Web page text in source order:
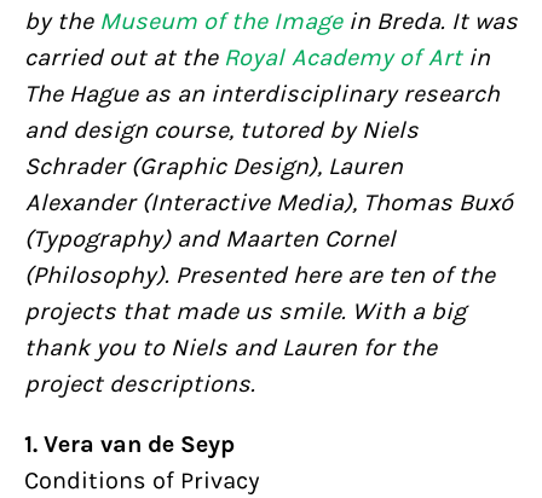
by the Museum of the Imagein Breda. It was
carried out at the Royal Academy of Artin
The Hague as an interdisciplinary research
and design course, tutored by Niels
Schrader (Graphic Design), Lauren
Alexander (Interactive Media), Thomas Buxó
(Typography) and Maarten Cornel
(Philosophy). Presented here are ten of the
projects that made us smile. With a big
thank you to Niels and Lauren for the
project descriptions.
1. Vera van de Seyp
Conditions of Privacy